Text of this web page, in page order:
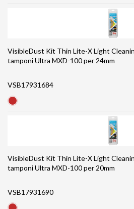
VisibleDust Kit Thin Lite-X Light
tamponi Ultra MXD-100 per 24mm
VSB17931684
VisibleDust Kit Thin Lite-X Light
tamponi Ultra MXD-100 per 20mm
VSB17931690